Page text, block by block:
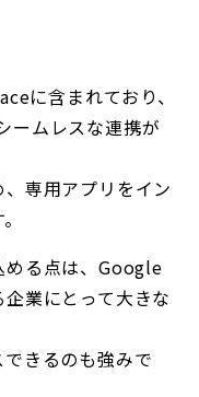
に含まれており、
ームレスな連携が
専用アプリをイン
める点は、Google
業にとって大きな
きるのも強みで